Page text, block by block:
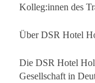
Kolleg:innen des
Über DSR Hotel
Die DSR Hotel
Gesellschaft in